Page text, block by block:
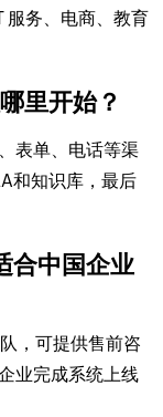
服务、电商、教育
里开始？
表单、电话等渠
和知识库，最后
合中国企业
，可提供售前咨
业完成系统上线